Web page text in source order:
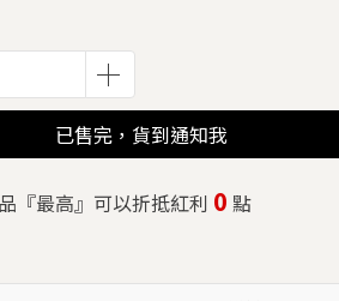
已售完，貨到通知我
『最高』可以折抵紅利 0 點